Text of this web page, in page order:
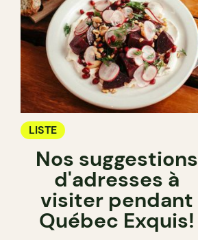
LISTE
Nos suggestions
d'adresses à
visiter pendant
Québec Exquis!